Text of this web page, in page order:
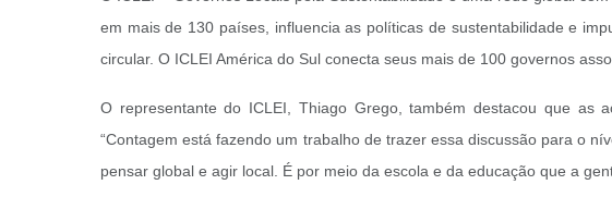
em mais de 130 países, influencia as políticas de sustentabilidade e
circular. O ICLEI América do Sul conecta seus mais de 100 governos
O representante do ICLEI, Thiago Grego, também destacou que as
“Contagem está fazendo um trabalho de trazer essa discussão para o
pensar global e agir local. É por meio da escola e da educação que a